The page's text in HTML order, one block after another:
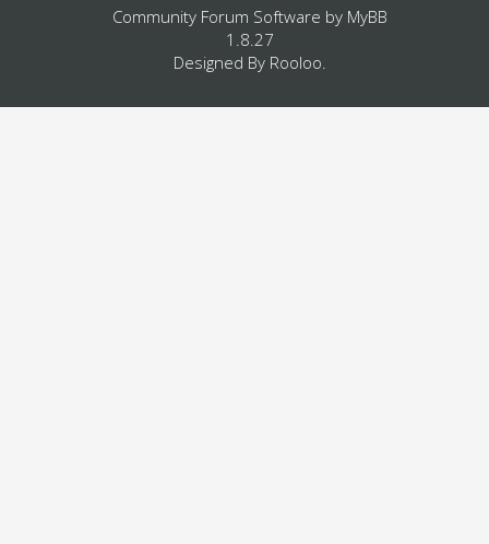
Community Forum Software by MyBB
1.8.27
Designed By Rooloo.